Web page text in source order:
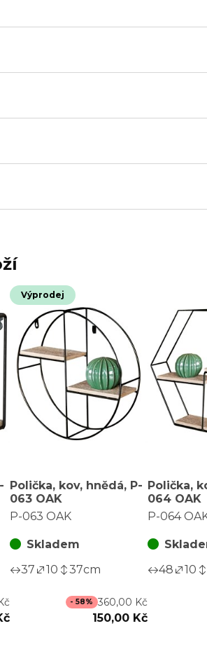
Výprodej
Polička, kov, hnědá, P-
063 OAK
P-063 OAK
Skladem
37
10 37cm
- 58% 360,00 Kč
150,00 Kč
Polička,
064 OAK
P-064
48
10